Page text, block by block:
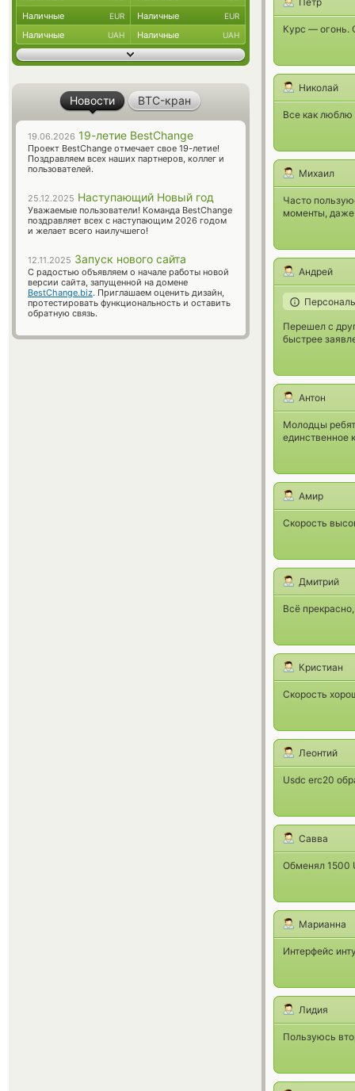
Курс — огонь.
Николай
Все как люблю
Михаил
Часто
моменты, даже
Андрей
Перешел с
быстрее
Антон
Молодцы
единственное
Амир
Скорость
Дмитрий
Всё
Кристиан
Скорость
Леонтий
Usdc erc20
Савва
Обменял 1500
Марианна
Интерфейс
Лидия
Пользуюсь
Наличные EUR Наличные EUR
Наличные UAH Наличные UAH
Новости BTC-кран
19.06.2026 19-летие BestChange
Проект BestChange отмечает свое 19-летие!
Поздравляем всех наших партнеров, коллег и
пользователей.
25.12.2025 Наступающий Новый год
Уважаемые пользователи! Команда BestChange
поздравляет всех с наступающим 2026 годом
и желает всего наилучшего!
12.11.2025 Запуск нового сайта
С радостью объявляем о начале работы новой
версии сайта, запущенной на домене
BestChange.biz. Приглашаем оценить дизайн,
протестировать функциональность и оставить
обратную связь.